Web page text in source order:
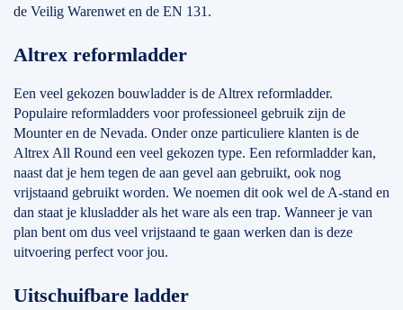
de Veilig Warenwet en de EN 131.
Altrex reformladder
Een veel gekozen bouwladder is de Altrex reformladder.
Populaire reformladders voor professioneel gebruik zijn de
Mounter en de Nevada. Onder onze particuliere klanten is de
Altrex All Round een veel gekozen type. Een reformladder kan,
naast dat je hem tegen de aan gevel aan gebruikt, ook nog
vrijstaand gebruikt worden. We noemen dit ook wel de A-stand en
dan staat je klusladder als het ware als een trap. Wanneer je van
plan bent om dus veel vrijstaand te gaan werken dan is deze
uitvoering perfect voor jou.
Uitschuifbare ladder